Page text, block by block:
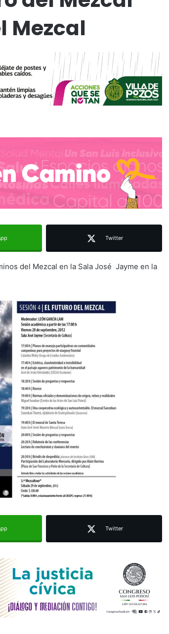
Mezcal
Twitter
del Mezcal en la Sala José Jayme en la
Twitter
Ruth González destaca impacto del
nuevo paso a desnivel en la
movilidad estatal
segundo informe en Soledad y
destaca coordinación con
Gobierno del Estado
llegada tras renunciar al PRI
Carlos Arreola pide a morenistas no
adelantarse y denuncia guerra de
bots rumbo a 2027